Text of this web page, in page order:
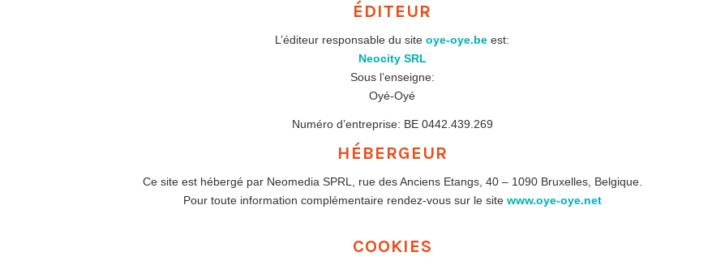
ÉDITEUR
L’éditeur responsable du siteoye-oye.be est:
Neocity SRL
Sous l’enseigne:
Oyé-Oyé
Numéro d’entreprise: BE 0442.439.269
HÉBERGEUR
Ce site est hébergé par Neomedia SPRL, rue des Anciens Etangs, 40 – 1090 Bruxelles, Belgique.
Pour toute information complémentaire rendez-vous sur le site www.oye-oye.net
COOKIES